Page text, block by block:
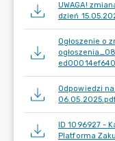
UWAGA!
dzień
Ogłoszenie o
Odpowiedzi
ID 1096927 -
Platforma